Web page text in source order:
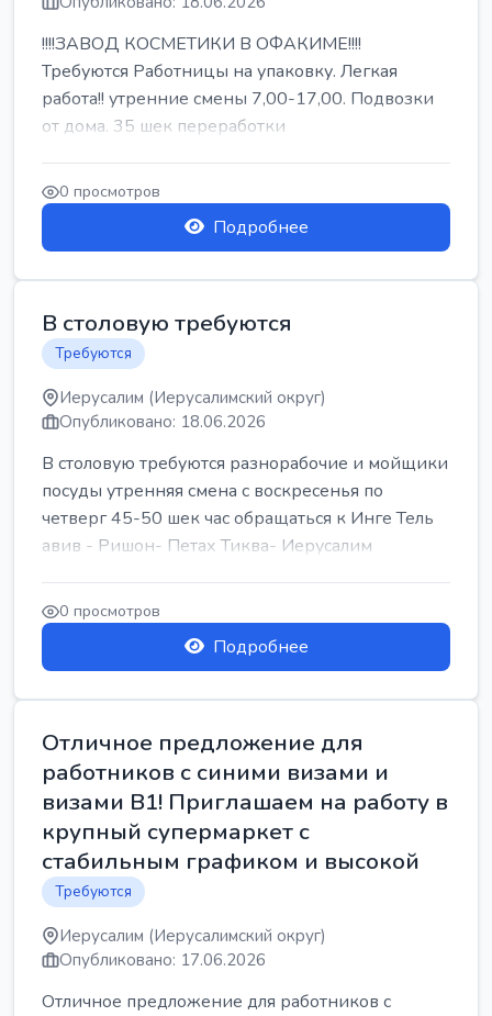
!!!!ЗАВОД КОСМЕТИКИ В ОФАКИМЕ!!!!
Требуются Работницы на упаковку. Легкая
работа!! утренние смены 7,00-17,00. Подвозки
от дома. 35 шек переработки
0 просмотров
Подробнее
В столовую требуются
Требуются
Иерусалим (Иерусалимский округ)
Опубликовано: 18.06.2026
В столовую требуются разнорабочие и мойщики
посуды утренняя смена с воскресенья по
четверг 45-50 шек час обращаться к Инге Тель
авив - Ришон- Петах Тиква- Иерусалим
0 просмотров
Подробнее
Отличное предложение для
работников с синими визами и
визами B1! Приглашаем на работу в
крупный супермаркет с
стабильным графиком и высокой
Требуются
Иерусалим (Иерусалимский округ)
Опубликовано: 17.06.2026
Отличное предложение для работников с